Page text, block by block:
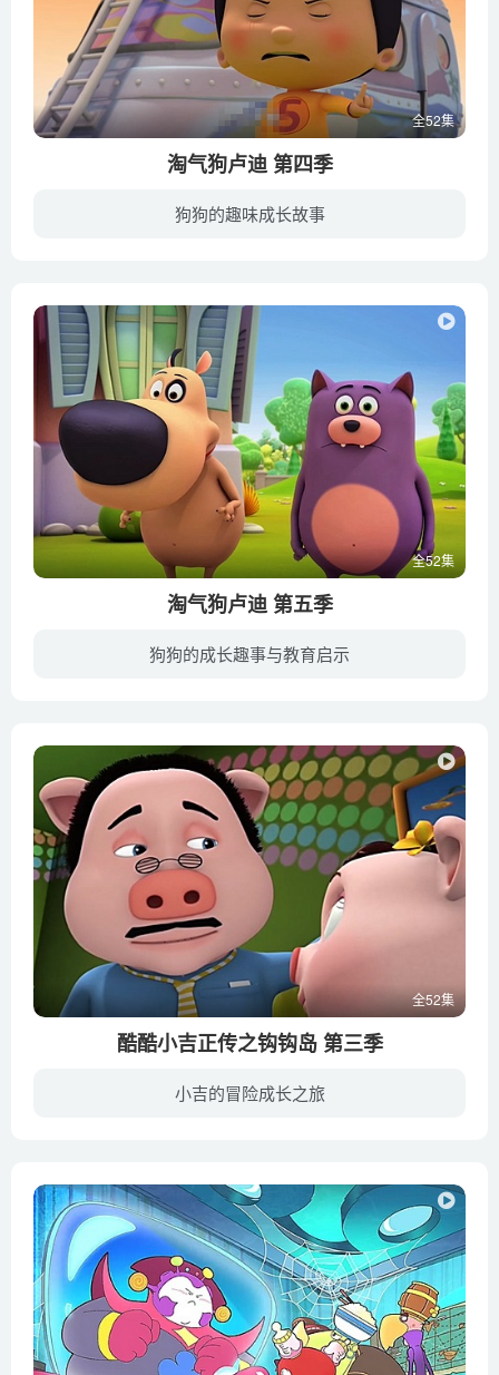
全52集
淘气狗卢迪 第四季
狗狗的趣味成长故事
全52集
淘气狗卢迪 第五季
狗狗的成长趣事与教育启示
全52集
酷酷小吉正传之钩钩岛 第三季
小吉的冒险成长之旅